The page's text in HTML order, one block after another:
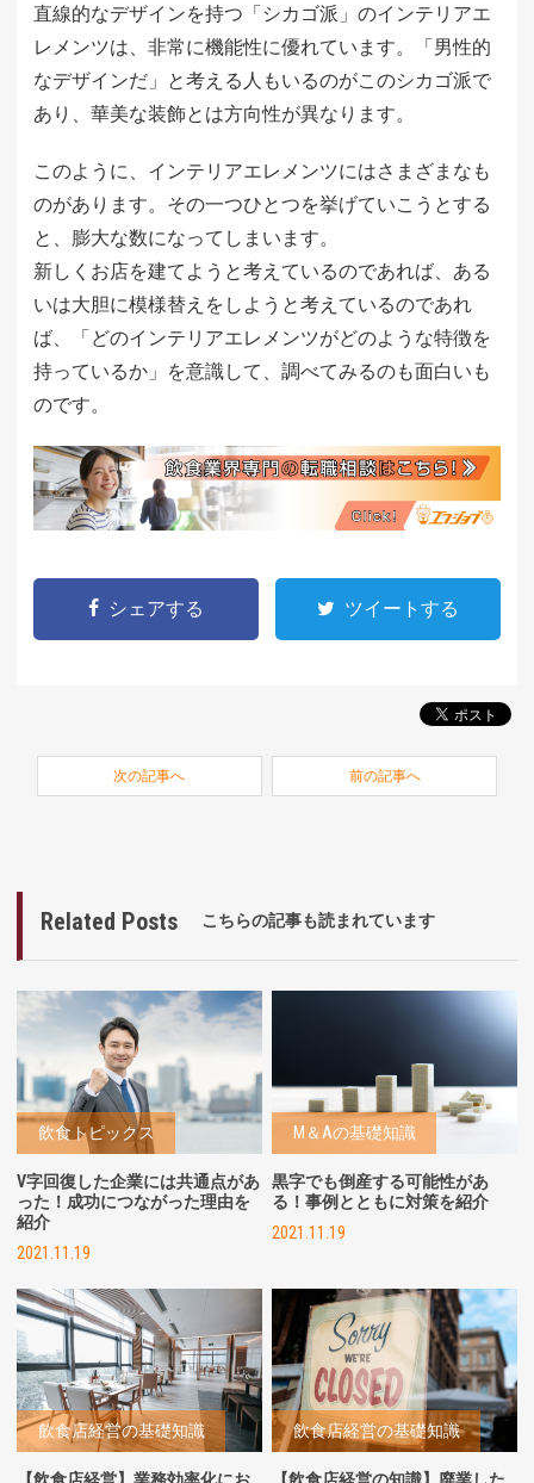
直線的なデザインを持つ「シカゴ派」のインテリアエ
レメンツは、非常に機能性に優れています。「男性的
なデザインだ」と考える人もいるのがこのシカゴ派で
あり、華美な装飾とは方向性が異なります。
このように、インテリアエレメンツにはさまざまなも
のがあります。その一つひとつを挙げていこうとする
と、膨大な数になってしまいます。
新しくお店を建てようと考えているのであれば、ある
いは大胆に模様替えをしようと考えているのであれ
ば、「どのインテリアエレメンツがどのような特徴を
持っているか」を意識して、調べてみるのも面白いも
のです。
シェアする ツイートする
次の記事へ 前の記事へ
Related Posts こちらの記事も読まれています
飲食トピックス
V字回復した企業には共通点があ
った！成功につながった理由を
紹介
2021.11.19
M＆Aの基礎知識
黒字でも倒産する可能性があ
る！事例とともに対策を紹介
2021.11.19
飲食店経営の基礎知識
【飲食店経営】業務効率化にお
飲食店経営の基礎知識
【飲食店経営の知識】廃業した